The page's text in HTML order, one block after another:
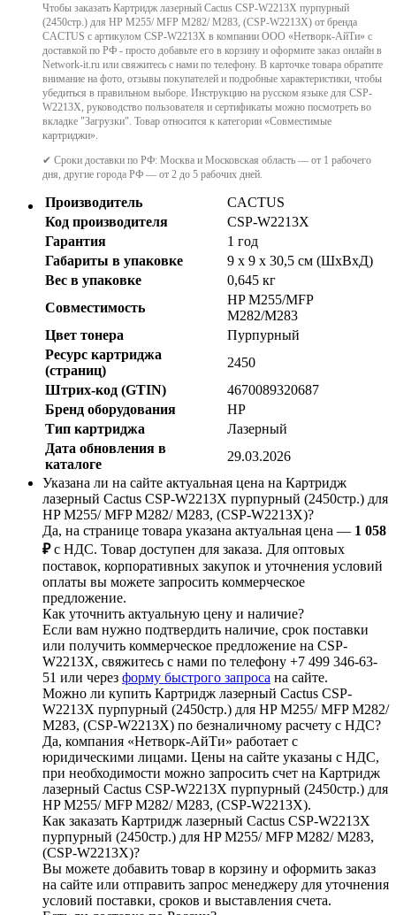
Чтобы заказать Картридж лазерный Cactus CSP-W2213X пурпурный
(2450стр.) для HP M255/ MFP M282/ M283, (CSP-W2213X) от бренда
CACTUS с артикулом CSP-W2213X в компании ООО «Нетворк-АйТи» с
доставкой по РФ - просто добавьте его в корзину и оформите заказ онлайн в
Network-it.ru или свяжитесь с нами по телефону. В карточке товара обратите
внимание на фото, отзывы покупателей и подробные характеристики, чтобы
убедиться в правильном выборе. Инструкцию на русском языке для CSP-
W2213X, руководство пользователя и сертификаты можно посмотреть во
вкладке "Загрузки". Товар относится к категории «Совместимые
картриджи».
✔ Сроки доставки по РФ: Москва и Московская область — от 1 рабочего
дня, другие города РФ — от 2 до 5 рабочих дней.
Производитель
CACTUS
Код производителя
CSP-W2213X
Гарантия
1 год
Габариты в упаковке
9 x 9 x 30,5 см (ШхВхД)
Вес в упаковке
0,645 кг
Совместимость
HP M255/MFP
M282/M283
Цвет тонера
Пурпурный
Ресурс картриджа
(страниц)
2450
Штрих-код (GTIN)
4670089320687
Бренд оборудования
HP
Тип картриджа
Лазерный
Дата обновления в
каталоге
29.03.2026
Указана ли на сайте актуальная цена на Картридж
лазерный Cactus CSP-W2213X пурпурный (2450стр.) для
HP M255/ MFP M282/ M283, (CSP-W2213X)?
Да, на странице товара указана актуальная цена — 1 058
₽с НДС. Товар доступен для заказа. Для оптовых
поставок, корпоративных закупок и уточнения условий
оплаты вы можете запросить коммерческое
предложение.
Как уточнить актуальную цену и наличие?
Если вам нужно подтвердить наличие, срок поставки
или получить коммерческое предложение на CSP-
W2213X, свяжитесь с нами по телефону +7 499 346-63-
51 или через форму быстрого запроса на сайте.
Можно ли купить Картридж лазерный Cactus CSP-
W2213X пурпурный (2450стр.) для HP M255/ MFP M282/
M283, (CSP-W2213X) по безналичному расчету с НДС?
Да, компания «Нетворк-АйТи» работает с
юридическими лицами. Цены на сайте указаны с НДС,
при необходимости можно запросить счет на Картридж
лазерный Cactus CSP-W2213X пурпурный (2450стр.) для
HP M255/ MFP M282/ M283, (CSP-W2213X).
Как заказать Картридж лазерный Cactus CSP-W2213X
пурпурный (2450стр.) для HP M255/ MFP M282/ M283,
(CSP-W2213X)?
Вы можете добавить товар в корзину и оформить заказ
на сайте или отправить запрос менеджеру для уточнения
условий поставки, сроков и выставления счета.